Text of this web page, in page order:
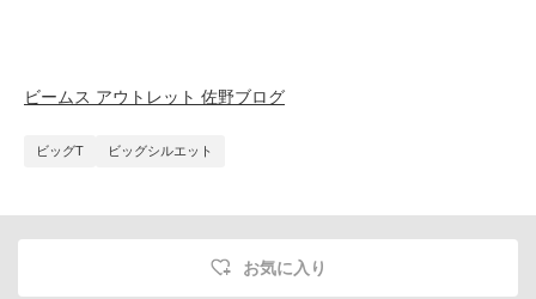
ビームス アウトレット 佐野ブログ
ビッグT ビッグシルエット
お気に入り